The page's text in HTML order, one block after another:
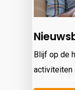
Blijf op de
activiteiten